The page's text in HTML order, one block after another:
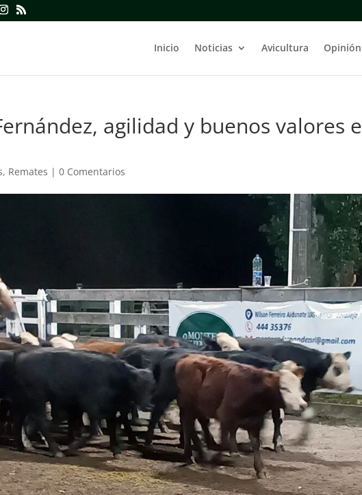
Inicio Noticias Avicultura Opinión
agilidad y buenos valores
, Remates |0 Comentarios